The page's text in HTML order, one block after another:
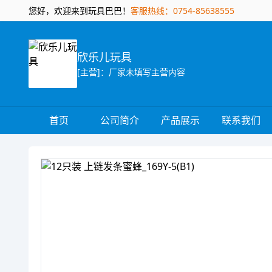
您好，欢迎来到玩具巴巴！ 客服热线：0754-85638555
欣乐儿玩具
[主营]：厂家未填写主营内容
首页 公司简介 产品展示 联系我们